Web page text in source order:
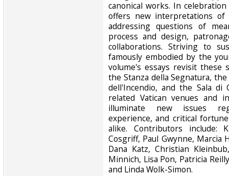
canonical works. In
offers new interpretations of
addressing questions of
process and design,
collaborations. Striving to
famously embodied by the
volume's essays revisit these
the Stanza della Segnatura,
dell'Incendio, and the Sala di
related Vatican venues and
illuminate new issues
experience, and critical
alike. Contributors include:
Cosgriff, Paul Gwynne, Marcia
Dana Katz, Christian
Minnich, Lisa Pon, Patricia
and Linda Wolk-Simon.‎